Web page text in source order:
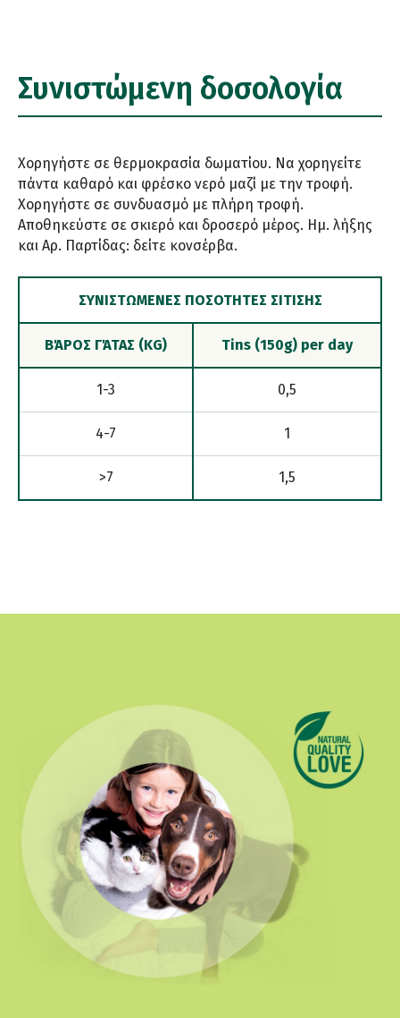
Συνιστώμενη δοσολογία
Χορηγήστε σε θερμοκρασία δωματίου. Να χορηγείτε
πάντα καθαρό και φρέσκο νερό μαζί με την τροφή.
Χορηγήστε σε συνδυασμό με πλήρη τροφή.
Αποθηκεύστε σε σκιερό και δροσερό μέρος. Ημ. λήξης
και Αρ. Παρτίδας: δείτε κονσέρβα.
ΣΥΝΙΣΤΏΜΕΝΕΣ ΠΟΣΌΤΗΤΕΣ ΣΊΤΙΣΗΣ
ΒΆΡΟΣ ΓΆΤΑΣ (KG) Tins (150g) per day
1-3 0,5
4-7 1
>7 1,5